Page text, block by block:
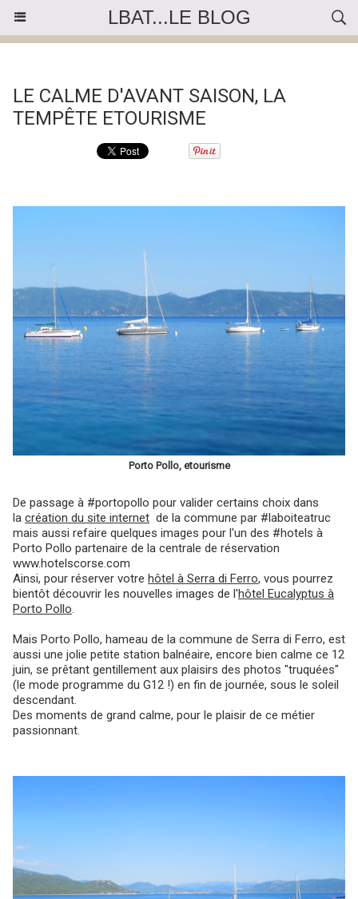
LBAT...LE BLOG
LE CALME D'AVANT SAISON, LA
TEMPÊTE ETOURISME
Porto Pollo, etourisme
De passage à #portopollo pour valider certains choix dans
la création du site internet de la commune par #laboiteatruc
mais aussi refaire quelques images pour l'un des #hotels à
Porto Pollo partenaire de la centrale de réservation
www.hotelscorse.com
Ainsi, pour réserver votre hôtel à Serra di Ferro, vous pourrez
bientôt découvrir les nouvelles images de l'hôtel Eucalyptus à
Porto Pollo.
Mais Porto Pollo, hameau de la commune de Serra di Ferro, est
aussi une jolie petite station balnéaire, encore bien calme ce 12
juin, se prêtant gentillement aux plaisirs des photos "truquées"
(le mode programme du G12 !) en fin de journée, sous le soleil
descendant.
Des moments de grand calme, pour le plaisir de ce métier
passionnant.